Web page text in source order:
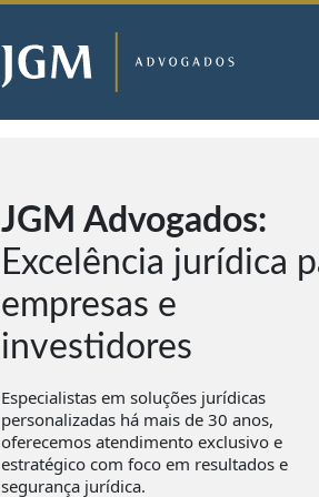
JGM Advogados:
Excelência jurídica
empresas e
investidores
Especialistas em soluções jurídicas
personalizadas há mais de 30 anos,
oferecemos atendimento exclusivo e
estratégico com foco em resultados e
segurança jurídica.